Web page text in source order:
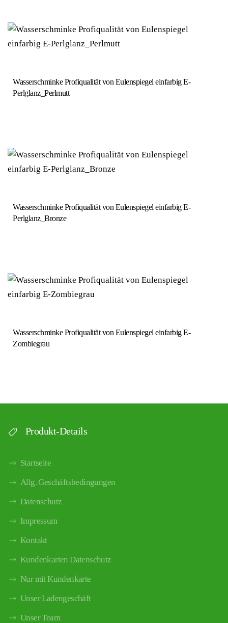
Wasserschminke Profiqualität von Eulenspiegel einfarbig E-
Perlglanz_Perlmutt
Wasserschminke Profiqualität von Eulenspiegel einfarbig E-
Perlglanz_Bronze
Wasserschminke Profiqualität von Eulenspiegel einfarbig E-
Zombiegrau
Produkt-Details
Startseite
Allg. Geschäftsbedingungen
Datenschutz
Impressum
Kontakt
Kundenkarten Datenschutz
Nur mit Kundenkarte
Unser Ladengeschäft
Unser Team